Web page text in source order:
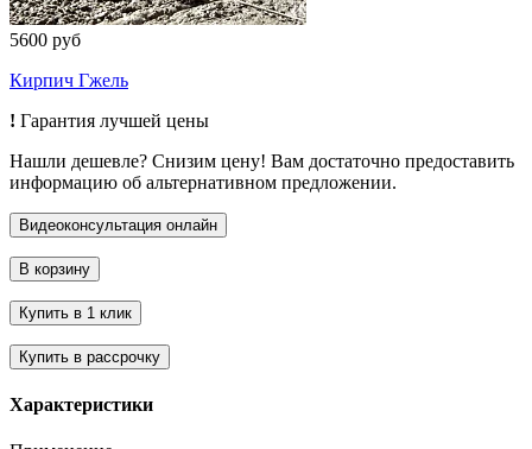
5600 руб
Кирпич Гжель
! Гарантия лучшей цены
Нашли дешевле? Снизим цену! Вам достаточно предоставить
информацию об альтернативном предложении.
Характеристики